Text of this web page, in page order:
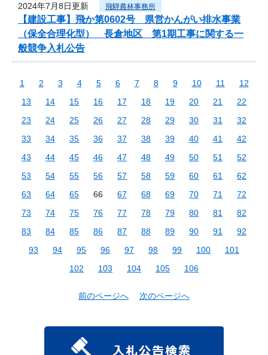
2024年7月8日更新 飛騨農林事務所
【建設工事】飛か第0602号 県営かんがい排水事業
（保全合理化型） 長倉地区 第1期工事に関する一
般競争入札公告
1 2 3 4 5 6 7 8 9 10 11
12
13
14 15 16 17 18 19 20 21
22
23
24 25 26 27 28 29 30 31
32
33
34 35 36 37 38 39 40 41
42
43
44 45 46 47 48 49 50 51
52
53
54 55 56 57 58 59 60 61
62
63
64 65 66 67 68 69 70 71
72
73
74 75 76 77 78 79 80 81
82
83
84 85 86 87 88 89 90 91
92
93
94 95 96 97 98 99 100
101
102
103 104 105 106
前のページへ 次のページへ